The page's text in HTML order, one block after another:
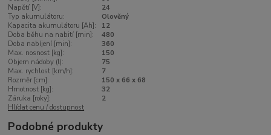
Napětí [V]:
24
Typ akumulátoru:
Olověný
Kapacita akumulátoru [Ah]:
12
Doba běhu na nabití [min]:
480
Doba nabíjení [min]:
360
Max. nosnost [kg]:
150
Objem nádoby (l):
75
Max. rychlost [km/h]:
7
Rozměr [cm]:
150 x 66 x 68
Hmotnost [kg]:
32
Záruka [roky]:
2
Hlídat cenu / dostupnost
Podobné produkty